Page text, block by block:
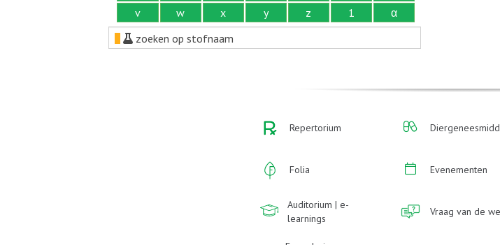
v
w x y z 1
α
zoeken op stofnaam
Repertorium
Folia
Auditorium | e-
learnings
Evenementen
Vraag van de